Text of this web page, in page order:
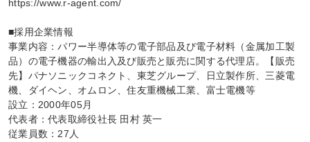
https://www.r-agent.com/
■採用企業情報
事業内容：パワー半導体等の電子部品及び電子材料（金属加工製
品）の電子機器の輸出入及び販売と販売に関する代理店。【販売
先】パナソニックコネクト、東芝グループ、日立製作所、三菱電
機、ダイヘン、オムロン、住友重機械工業、富士電機等
設立：2000年05月
代表者：代表取締役社長 田村 英一
従業員数：27人